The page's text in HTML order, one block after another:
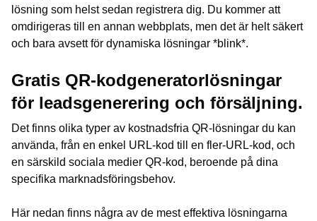
lösning som helst sedan registrera dig. Du kommer att
omdirigeras till en annan webbplats, men det är helt säkert
och bara avsett för dynamiska lösningar *blink*.
Gratis QR-kodgeneratorlösningar
för leadsgenerering och försäljning.
Det finns olika typer av kostnadsfria QR-lösningar du kan
använda, från en enkel URL-kod till en fler-URL-kod, och
en särskild sociala medier QR-kod, beroende på dina
specifika marknadsföringsbehov.
Här nedan finns några av de mest effektiva lösningarna